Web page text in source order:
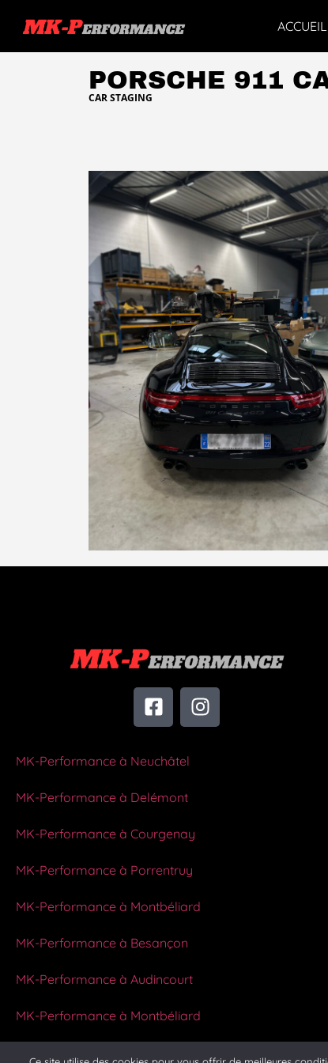
ACCUEIL
PORSCHE 911
CAR STAGING
MK-Performance à Neuchâtel
MK-Performance à Delémont
MK-Performance à Courgenay
MK-Performance à Porrentruy
MK-Performance à Montbéliard
MK-Performance à Besançon
MK-Performance à Audincourt
MK-Performance à Montbéliard